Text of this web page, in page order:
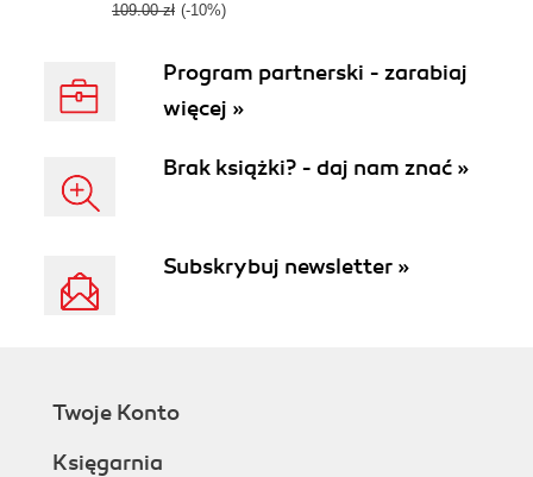
109.00 zł (-10%)
Program partnerski - zarabiaj
więcej »
Brak książki? - daj nam znać »
Subskrybuj newsletter »
Twoje Konto
Księgarnia